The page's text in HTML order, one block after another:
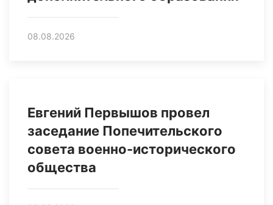
08.08.2026
Евгений Первышов провел
заседание Попечительского
совета военно-исторического
общества